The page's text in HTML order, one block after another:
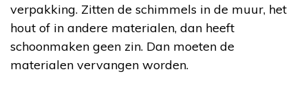
verpakking. Zitten de schimmels in de muur, het
hout of in andere materialen, dan heeft
schoonmaken geen zin. Dan moeten de
materialen vervangen worden.